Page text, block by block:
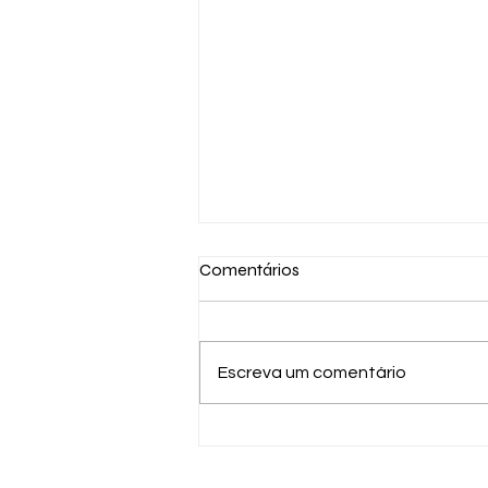
Comentários
Escreva um comentário